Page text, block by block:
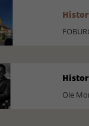
Ole